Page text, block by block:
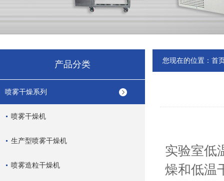
产品分类
喷雾干燥系列
喷雾干燥机
生产型喷雾干燥机
喷雾造粒干燥机
您现在的位置： 首
实验室低
燥和低温